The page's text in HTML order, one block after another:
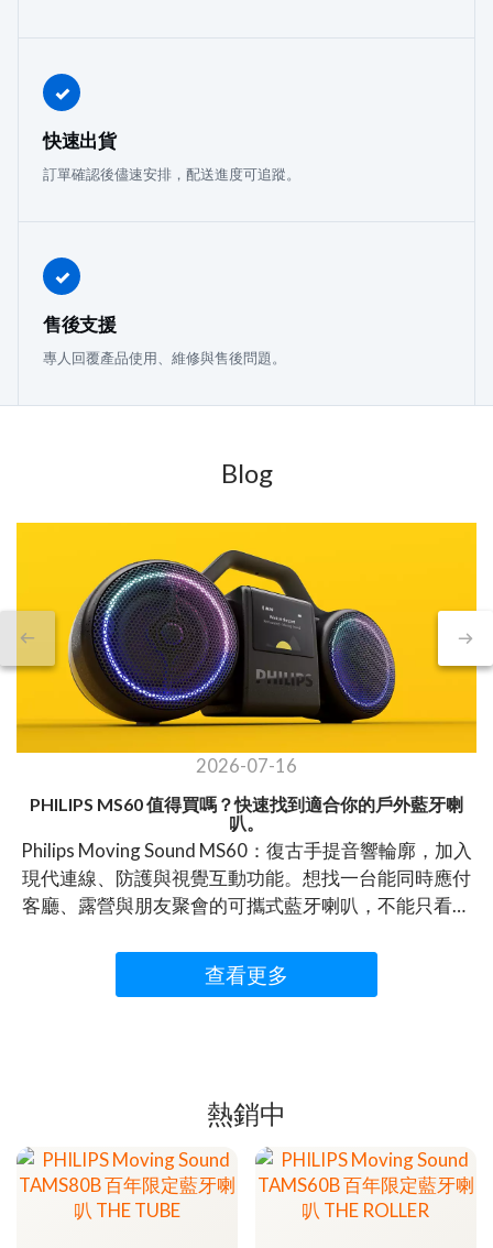
✓
快速出貨
訂單確認後儘速安排，配送進度可追蹤。
✓
售後支援
專人回覆產品使用、維修與售後問題。
Blog
2026-07-16
PHILIPS MS60 值得買嗎？快速找到適合你的戶外藍牙喇
叭。
Philips Moving Sound MS60：復古手提音響輪廓，加入
現代連線、防護與視覺互動功能。想找一台能同時應付
客廳、露營與朋友聚會的可攜式藍牙喇叭，不能只看瓦
量，才會真正影響每天的使用體驗。本文依品牌公開規
格整理 Philips Moving Sound MS60（The Roller／
建議親自試聽。QUICK ANSWERMS60 的強項不是單一
數字，而是完整的功能組合 如果你同時在意單機二聲道
雙向架構、IP67、24 小時續航、Auracast TX/RX、USB
音訊、可更換電池、彩色顯示與燈效，MS60 是四款中
整合最集中的選擇。查看 PHILIPS MS60 The Roller 商品
查看更多
熱銷中